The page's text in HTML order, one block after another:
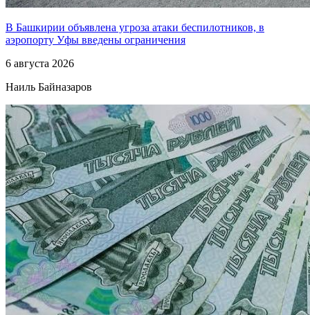
В Башкирии объявлена угроза атаки беспилотников, в
аэропорту Уфы введены ограничения
6 августа 2026
Наиль Байназаров